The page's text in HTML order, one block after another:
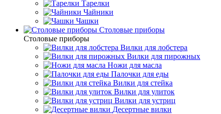
Тарелки
Чайники
Чашки
Cтоловые приборы
Cтоловые приборы
Вилки для лобстера
Вилки для пирожных
Ножи для масла
Палочки для еды
Вилки для стейка
Вилки для улиток
Вилки для устриц
Десертные вилки